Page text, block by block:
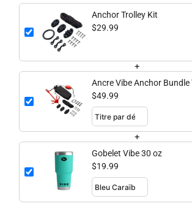
Anchor Trolley Kit
$29.99
+
Ancre Vibe Anchor Bundle
Grapnel Anchor
$49.99
+
Gobelet Vibe 30 oz
$19.99